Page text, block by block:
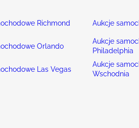
Richmond Aukcje
Orlando
Aukcje
Philadelphia
Las Vegas
Aukcje
Wschodnia